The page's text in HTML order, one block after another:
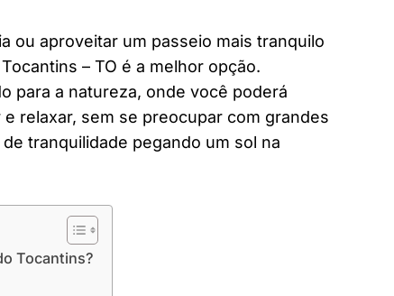
ou aproveitar um passeio mais tranquilo
– TO é a melhor opção.
para a natureza, onde você poderá
relaxar, sem se preocupar com grandes
tranquilidade pegando um sol na
Tocantins?